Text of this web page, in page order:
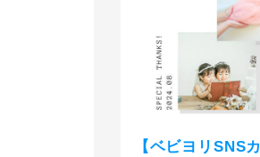
【ベビヨリSNS